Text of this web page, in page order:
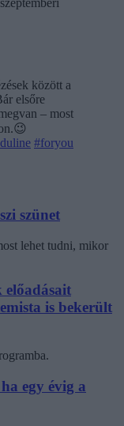
között a
elsőre
– most
#foryou
szünet
lehet tudni, mikor
előadásait
is bekerült
egy évig a